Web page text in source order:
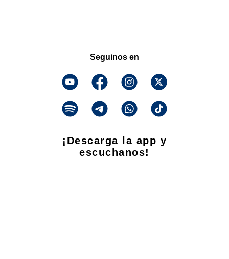
Seguinos en
¡Descarga la app y
escuchanos!